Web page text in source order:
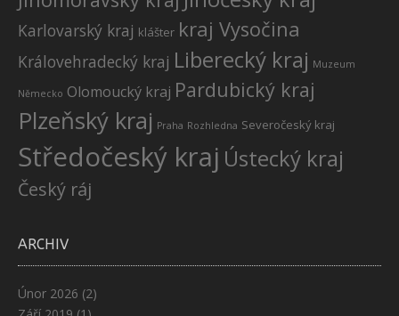
Karlovarský kraj klášter kraj Vysočina
Královehradecký kraj Liberecký kraj Muzeum
Německo Olomoucký kraj Pardubický kraj
Plzeňský kraj Praha Rozhledna Severočeský kraj
Středočeský kraj Ústecký kraj
Český ráj
ARCHIV
Únor 2026 (2)